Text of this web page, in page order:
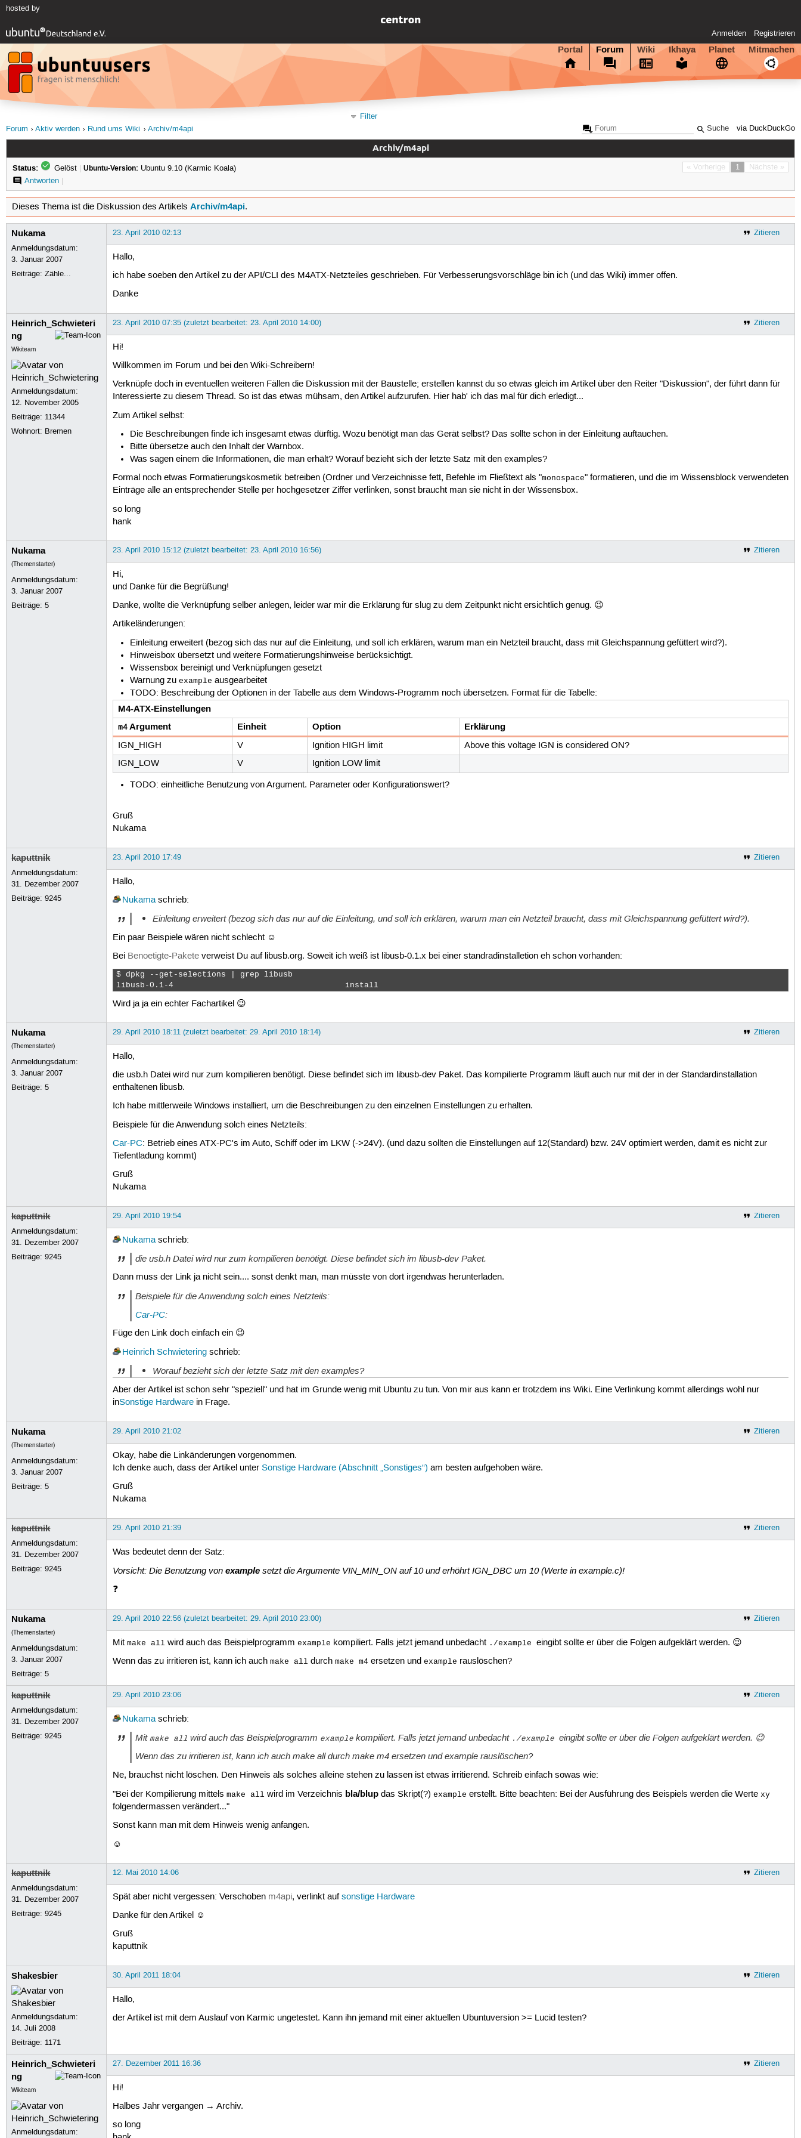
hosted by
Anmelden Registrieren
Portal Forum Wiki Ikhaya Planet Mitmachen
via DuckDuckGo
Filter
Forum
Aktiv werden Rund ums Wiki Archiv/m4api
Archiv/m4api
« Vorherige 1 Nächste »
Status: Gelöst | Ubuntu-Version: Ubuntu 9.10 (Karmic Koala)
Antworten|
Dieses Thema ist die Diskussion des Artikels Archiv/m4api.
Nukama
Anmeldungsdatum:
3. Januar 2007
Beiträge:Zähle...
Zitieren
23. April 2010 02:13
Hallo,
ich habe soeben den Artikel zu der API/CLI des M4ATX-Netzteiles geschrieben. Für Verbesserungsvorschläge bin ich (und das Wiki) immer offen.
Danke
Heinrich_Schwieteri
ng
Wikiteam
Anmeldungsdatum:
12. November 2005
Beiträge: 11344
Wohnort: Bremen
Zitieren
23. April 2010 07:35 (zuletzt bearbeitet: 23. April 2010 14:00)
Hi!
Willkommen im Forum und bei den Wiki-Schreibern!
Verknüpfe doch in eventuellen weiteren Fällen die Diskussion mit der Baustelle; erstellen kannst du so etwas gleich im Artikel über den Reiter "Diskussion", der führt dann für
Interessierte zu diesem Thread. So ist das etwas mühsam, den Artikel aufzurufen. Hier hab' ich das mal für dich erledigt...
Zum Artikel selbst:
Die Beschreibungen finde ich insgesamt etwas dürftig. Wozu benötigt man das Gerät selbst? Das sollte schon in der Einleitung auftauchen.
Bitte übersetze auch den Inhalt der Warnbox.
Was sagen einem die Informationen, die man erhält? Worauf bezieht sich der letzte Satz mit den examples?
Formal noch etwas Formatierungskosmetik betreiben (Ordner und Verzeichnisse fett, Befehle im Fließtext als "monospace" formatieren, und die im Wissensblock verwendeten
Einträge alle an entsprechender Stelle per hochgesetzer Ziffer verlinken, sonst braucht man sie nicht in der Wissensbox.
so long
hank
Nukama
(Themenstarter)
Anmeldungsdatum:
3. Januar 2007
Beiträge:5
Zitieren
23. April 2010 15:12 (zuletzt bearbeitet: 23. April 2010 16:56)
Hi,
und Danke für die Begrüßung!
Danke, wollte die Verknüpfung selber anlegen, leider war mir die Erklärung für slug zu dem Zeitpunkt nicht ersichtlich genug. 😉
Artikeländerungen:
Einleitung erweitert (bezog sich das nur auf die Einleitung, und soll ich erklären, warum man ein Netzteil braucht, dass mit Gleichspannung gefüttert wird?).
Hinweisbox übersetzt und weitere Formatierungshinweise berücksichtigt.
Wissensbox bereinigt und Verknüpfungen gesetzt
Warnung zuexample ausgearbeitet
TODO: Beschreibung der Optionen in der Tabelle aus dem Windows-Programm noch übersetzen. Format für die Tabelle:
M4-ATX-Einstellungen
m4 Argument Einheit Option Erklärung
IGN_HIGH V Ignition HIGH limit
Above this voltage IGN is considered ON?
IGN_LOW
V Ignition LOW limit
TODO: einheitliche Benutzung von Argument. Parameter oder Konfigurationswert?
Gruß
Nukama
kaputtnik
Anmeldungsdatum:
31. Dezember 2007
Beiträge:9245
Zitieren
23. April 2010 17:49
Hallo,
Nukamaschrieb:
Einleitung erweitert (bezog sich das nur auf die Einleitung, und soll ich erklären, warum man ein Netzteil braucht, dass mit Gleichspannung gefüttert wird?).
Ein paar Beispiele wären nicht schlecht ☺
Bei Benoetigte-Paketeverweist Du auf libusb.org. Soweit ich weiß ist libusb-0.1.x bei einer standradinstalletion eh schon vorhanden:
$ dpkg --get-selections | grep libusb
libusb-0.1-4                                    install
Wird ja ja ein echter Fachartikel 😉
Nukama
(Themenstarter)
Anmeldungsdatum:
3. Januar 2007
Beiträge:5
Zitieren
29. April 2010 18:11 (zuletzt bearbeitet: 29. April 2010 18:14)
Hallo,
die usb.h Datei wird nur zum kompilieren benötigt. Diese befindet sich im libusb-dev Paket. Das kompilierte Programm läuft auch nur mit der in der Standardinstallation
enthaltenen libusb.
Ich habe mittlerweile Windows installiert, um die Beschreibungen zu den einzelnen Einstellungen zu erhalten.
Beispiele für die Anwendung solch eines Netzteils:
Car-PC: Betrieb eines ATX-PC's im Auto, Schiff oder im LKW (->24V). (und dazu sollten die Einstellungen auf 12(Standard) bzw. 24V optimiert werden, damit es nicht zur
Tiefentladung kommt)
Gruß
Nukama
kaputtnik
Anmeldungsdatum:
31. Dezember 2007
Beiträge:9245
Zitieren
29. April 2010 19:54
Nukamaschrieb:
die usb.h Datei wird nur zum kompilieren benötigt. Diese befindet sich im libusb-dev Paket.
Dann muss der Link ja nicht sein.... sonst denkt man, man müsste von dort irgendwas herunterladen.
Beispiele für die Anwendung solch eines Netzteils:
Car-PC:
Füge den Link doch einfach ein 😉
Heinrich Schwieteringschrieb:
Worauf bezieht sich der letzte Satz mit den examples?
Aber der Artikel ist schon sehr "speziell" und hat im Grunde wenig mit Ubuntu zu tun. Von mir aus kann er trotzdem ins Wiki. Eine Verlinkung kommt allerdings wohl nur
inSonstige Hardwarein Frage.
Nukama
(Themenstarter)
Anmeldungsdatum:
3. Januar 2007
Beiträge:5
Zitieren
29. April 2010 21:02
Okay, habe die Linkänderungen vorgenommen.
Ich denke auch, dass der Artikel unter Sonstige Hardware (Abschnitt „Sonstiges“) am besten aufgehoben wäre.
Gruß
Nukama
kaputtnik
Anmeldungsdatum:
31. Dezember 2007
Beiträge:9245
Zitieren
29. April 2010 21:39
Was bedeutet denn der Satz:
Vorsicht: Die Benutzung von examplesetzt die Argumente VIN_MIN_ON auf 10 und erhöhrt IGN_DBC um 10 (Werte in example.c)!
❓
Nukama
(Themenstarter)
Anmeldungsdatum:
3. Januar 2007
Beiträge:5
Zitieren
29. April 2010 22:56 (zuletzt bearbeitet: 29. April 2010 23:00)
Mit make all wird auch das Beispielprogramm example kompiliert. Falls jetzt jemand unbedacht ./example eingibt sollte er über die Folgen aufgeklärt werden. 😉
Wenn das zu irritieren ist, kann ich auch make all durch make m4ersetzen und example rauslöschen?
kaputtnik
Anmeldungsdatum:
31. Dezember 2007
Beiträge:9245
Zitieren
29. April 2010 23:06
Nukamaschrieb:
Mit make all wird auch das Beispielprogramm examplekompiliert. Falls jetzt jemand unbedacht ./example eingibt sollte er über die Folgen aufgeklärt werden. 😉
Wenn das zu irritieren ist, kann ich auch make all durch make m4 ersetzen und example rauslöschen?
Ne, brauchst nicht löschen. Den Hinweis als solches alleine stehen zu lassen ist etwas irritierend. Schreib einfach sowas wie:
"Bei der Kompilierung mittels make all wird im Verzeichnis bla/blupdas Skript(?) example erstellt. Bitte beachten: Bei der Ausführung des Beispiels werden die Werte xy
folgendermassen verändert..."
Sonst kann man mit dem Hinweis wenig anfangen.
☺
kaputtnik
Anmeldungsdatum:
31. Dezember 2007
Beiträge:9245
Zitieren
12. Mai 2010 14:06
Spät aber nicht vergessen: Verschoben m4api, verlinkt aufsonstige Hardware
Danke für den Artikel ☺
Gruß
kaputtnik
Shakesbier
Anmeldungsdatum:
14. Juli 2008
Beiträge: 1171
Zitieren
30. April 2011 18:04
Hallo,
der Artikel ist mit dem Auslauf von Karmic ungetestet. Kann ihn jemand mit einer aktuellen Ubuntuversion >= Lucid testen?
Heinrich_Schwieteri
ng
Wikiteam
Anmeldungsdatum:
Zitieren
27. Dezember 2011 16:36
Hi!
Halbes Jahr vergangen → Archiv.
so long